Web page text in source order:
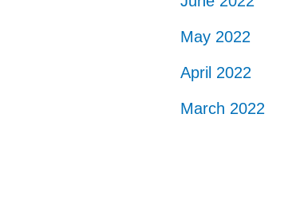
May 2022
April 2022
March 2022